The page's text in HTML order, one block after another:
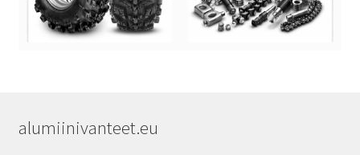
alumiinivanteet.eu